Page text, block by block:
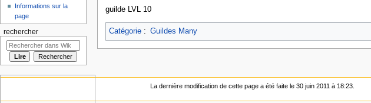
guilde LVL 10
Catégorie: Guildes Many
Informations sur la
page
rechercher
La dernière modification de cette page a été faite le 30 juin 2011 à 18:23.